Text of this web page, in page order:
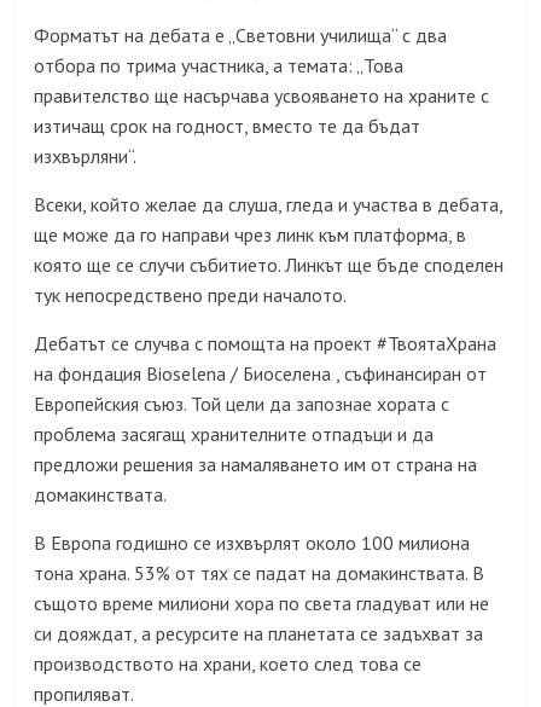
Форматът на дебата е „Световни училища“ с два
отбора по трима участника, а темата: „Това
правителство ще насърчава усвояването на храните с
изтичащ срок на годност, вместо те да бъдат
изхвърляни“.
Всеки, който желае да слуша, гледа и участва в дебата,
ще може да го направи чрез линк към платформа, в
която ще се случи събитието. Линкът ще бъде споделен
тук непосредствено преди началото.
Дебатът се случва с помощта на проект #ТвоятаХрана
на фондация Bioselena / Биоселена , съфинансиран от
Европейския съюз. Той цели да запознае хората с
проблема засягащ хранителните отпадъци и да
предложи решения за намаляването им от страна на
домакинствата.
В Европа годишно се изхвърлят около 100 милиона
тона храна. 53% от тях се падат на домакинствата. В
същото време милиони хора по света гладуват или не
си дояждат, а ресурсите на планетата се задъхват за
производството на храни, което след това се
пропиляват.